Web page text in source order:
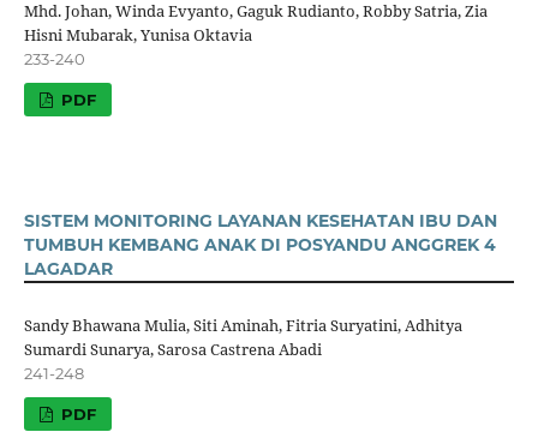
Mhd. Johan, Winda Evyanto, Gaguk Rudianto, Robby Satria, Zia
Hisni Mubarak, Yunisa Oktavia
233-240
PDF
SISTEM MONITORING LAYANAN KESEHATAN IBU DAN
TUMBUH KEMBANG ANAK DI POSYANDU ANGGREK 4
LAGADAR
Sandy Bhawana Mulia, Siti Aminah, Fitria Suryatini, Adhitya
Sumardi Sunarya, Sarosa Castrena Abadi
241-248
PDF